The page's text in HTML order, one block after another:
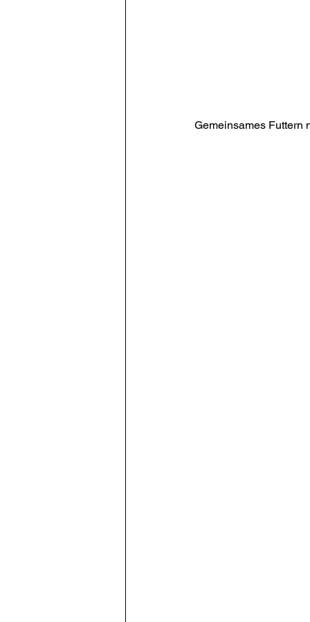
Gemeinsames Futtern